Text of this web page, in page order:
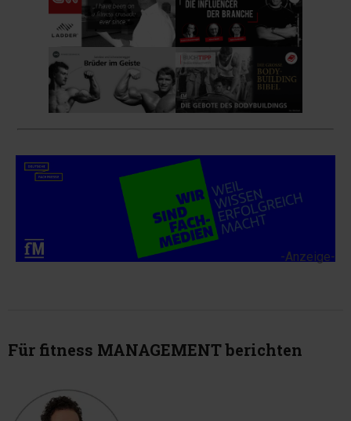
-Anzeige-
Für fitness MANAGEMENT berichten